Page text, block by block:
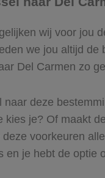
wij voor jou
we jou altijd
Del Carmen zo
naar deze
kies je? Of maakt
voorkeuren
en je hebt de optie